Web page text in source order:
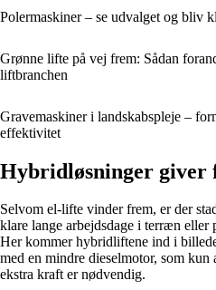
Polermaskiner – se udvalget og bliv
Grønne lifte på vej frem: Sådan
liftbranchen
Gravemaskiner i landskabspleje –
effektivitet
Hybridløsninger giver
Selvom el-lifte vinder frem, er der
klare lange arbejdsdage i terræn eller
Her kommer hybridliftene ind i
med en mindre dieselmotor, som
ekstra kraft er nødvendig.